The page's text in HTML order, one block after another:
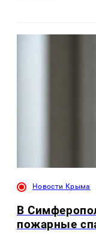
Новости Крыма
В
пожарные